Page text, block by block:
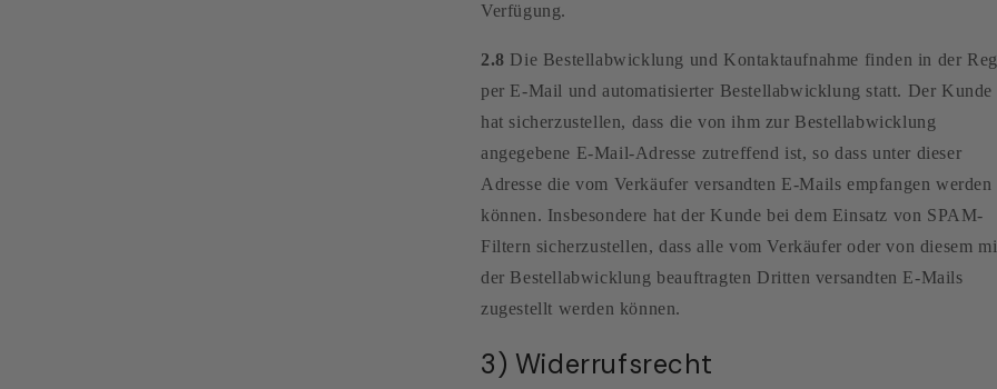
Verfügung.
2.8 Die Bestellabwicklung und Kontaktaufnahme finden in der
per E-Mail und automatisierter Bestellabwicklung statt. Der Kunde
hat sicherzustellen, dass die von ihm zur Bestellabwicklung
angegebene E-Mail-Adresse zutreffend ist, so dass unter dieser
Adresse die vom Verkäufer versandten E-Mails empfangen werden
können. Insbesondere hat der Kunde bei dem Einsatz von SPAM-
Filtern sicherzustellen, dass alle vom Verkäufer oder von diesem
der Bestellabwicklung beauftragten Dritten versandten E-Mails
zugestellt werden können.
3) Widerrufsrecht